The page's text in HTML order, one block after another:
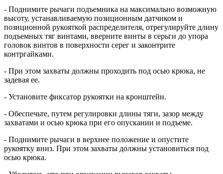
- Поднимите рычаги подъемника на максимально возможную
высоту, устанавливаемую позиционным датчиком и
позиционной рукояткой распределителя, отрегулируйте длину
подъемных тяг винтами, вверните винты в серьги до упора
головок винтов в поверхности серег и законтрите
контргайками.
- При этом захваты должны проходить под осью крюка, не
задевая ее.
- Установите фиксатор рукоятки на кронштейн.
- Обеспечьте, путем регулировки длины тяги, зазор между
захватами и осью крюка при его опускании и подъеме.
- Поднимите рычаги в верхнее положение и опустите
рукоятку вниз. При этом захваты должны установиться под
осью крюка.